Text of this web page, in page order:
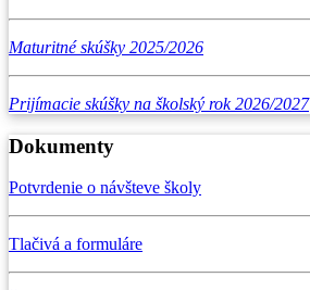
Maturitné skúšky 2025/2026
Prijímacie skúšky na školský rok 2026/2027
Dokumenty
Potvrdenie o návšteve školy
Tlačivá a formuláre